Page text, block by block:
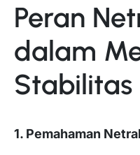
Peran
dalam
Stabilitas
1. Pemahaman